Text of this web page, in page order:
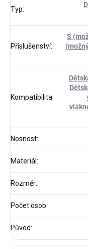
Typ:
Příslušenství:
S
Kompatibilita:
Nosnost:
Materiál:
Rozměr:
Počet osob:
Původ: